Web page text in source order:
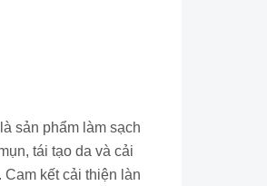
sản phẩm làm sạch
tái tạo da và cải
kết cải thiện làn